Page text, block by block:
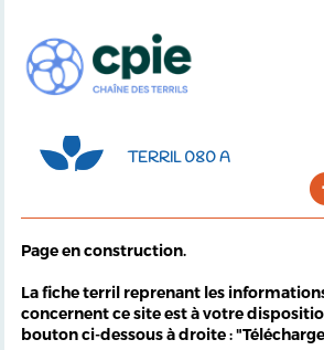
TERRIL 080 A
Page en construction.
La fiche terril reprenant les
concernent ce site est à votre
bouton ci-dessous à droite :